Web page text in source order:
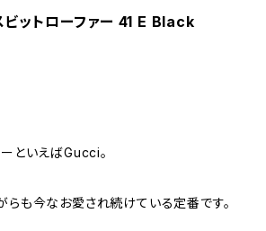
ットローファー 41 E Black
といえばGucci。
らも今なお愛され続けている定番です。